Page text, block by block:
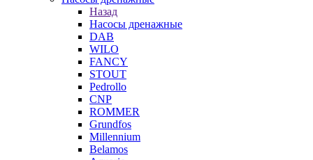
Назад
Насосы дренажные
DAB
WILO
FANCY
STOUT
Pedrollo
CNP
ROMMER
Grundfos
Millennium
Belamos